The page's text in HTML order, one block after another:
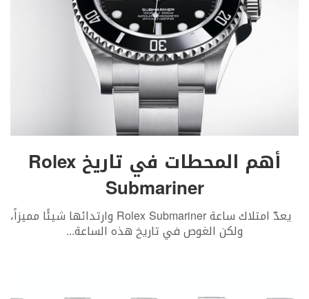
أهم المحطات في تاريخ Rolex
Submariner
يعدّ امتلاك ساعة Rolex Submariner وارتدائها شيئًا مميزاً،
ولكن الغوص في تاريخ هذه الساعة...